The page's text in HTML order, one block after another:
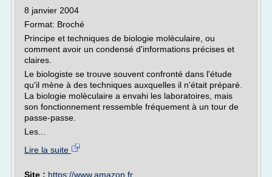
8 janvier 2004
Format: Broché
Principe et techniques de biologie molèculaire, ou
comment avoir un condensé d'informations précises et
claires.
Le biologiste se trouve souvent confronté dans l'étude
qu'il mène à des techniques auxquelles il n'était préparé.
La biologie molèculaire a envahi les laboratoires, mais
son fonctionnement ressemble fréquement à un tour de
passe-passe.
Les...
Lire la suite
Site : https://www.amazon.fr